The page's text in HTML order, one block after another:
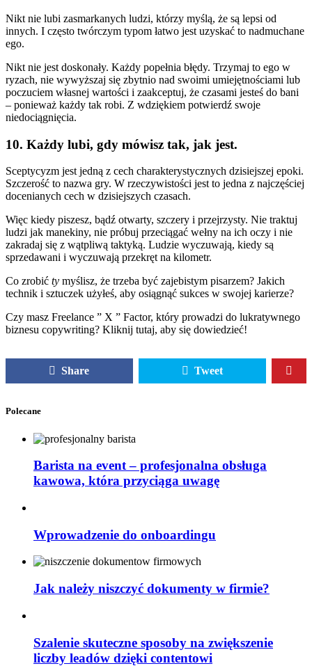
Nikt nie lubi zasmarkanych ludzi, którzy myślą, że są lepsi od
innych. I często twórczym typom łatwo jest uzyskać to nadmuchane
ego.
Nikt nie jest doskonały. Każdy popełnia błędy. Trzymaj to ego w
ryzach, nie wywyższaj się zbytnio nad swoimi umiejętnościami lub
poczuciem własnej wartości i zaakceptuj, że czasami jesteś do bani
– ponieważ każdy tak robi. Z wdziękiem potwierdź swoje
niedociągnięcia.
10. Każdy lubi, gdy mówisz tak, jak jest.
Sceptycyzm jest jedną z cech charakterystycznych dzisiejszej epoki.
Szczerość to nazwa gry. W rzeczywistości jest to jedna z najczęściej
docenianych cech w dzisiejszych czasach.
Więc kiedy piszesz, bądź otwarty, szczery i przejrzysty. Nie traktuj
ludzi jak manekiny, nie próbuj przeciągać wełny na ich oczy i nie
zakradaj się z wątpliwą taktyką. Ludzie wyczuwają, kiedy są
sprzedawani i wyczuwają przekręt na kilometr.
Co zrobić ty myślisz, że trzeba być zajebistym pisarzem? Jakich
technik i sztuczek użyłeś, aby osiągnąć sukces w swojej karierze?
Czy masz Freelance ” X ” Factor, który prowadzi do lukratywnego
biznesu copywriting? Kliknij tutaj, aby się dowiedzieć!
Share Tweet
Polecane
Barista na event – profesjonalna obsługa
kawowa, która przyciąga uwagę
Wprowadzenie do onboardingu
Jak należy niszczyć dokumenty w firmie?
Szalenie skuteczne sposoby na zwiększenie
liczby leadów dzięki contentowi